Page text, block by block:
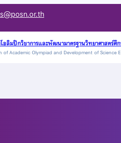
อลิมปิกวิชาการและพัฒนามาตรฐานวิทยาศาสตร์ศึ
of Academic Olympiad and Development of Science